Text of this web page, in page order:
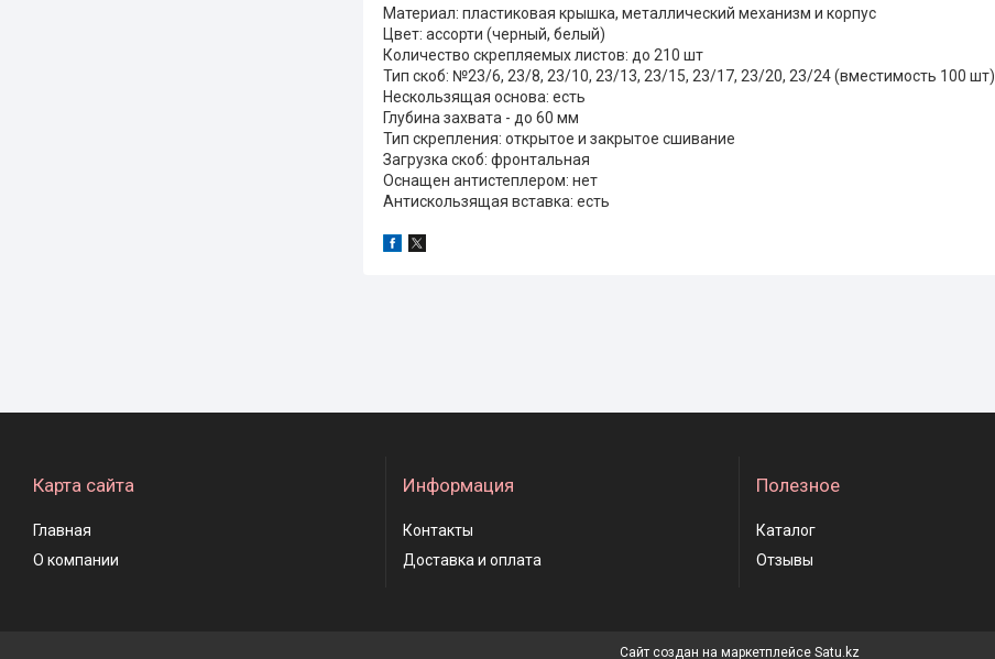
Материал: пластиковая крышка, металлический механизм и корпус
Цвет: ассорти (черный, белый)
Количество скрепляемых листов: до 210 шт
Тип скоб: №23/6, 23/8, 23/10, 23/13, 23/15, 23/17, 23/20, 23/24 (вместимость 100 шт)
Нескользящая основа: есть
Глубина захвата - до 60 мм
Тип скрепления: открытое и закрытое сшивание
Загрузка скоб: фронтальная
Оснащен антистеплером: нет
Антискользящая вставка: есть
Карта сайта
Главная
О компании
Информация
Контакты
Доставка и оплата
Полезное
Каталог
Отзывы
Сайт создан на маркетплейсе Satu.kz